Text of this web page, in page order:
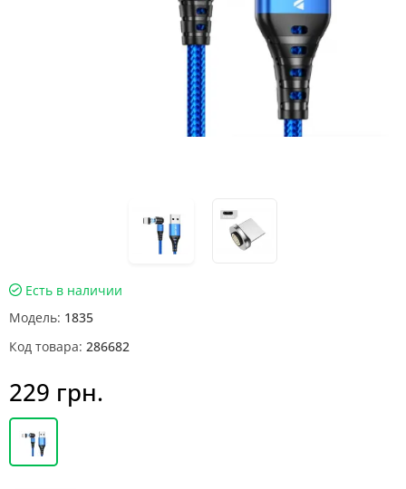
Есть в наличии
Модель: 1835
Код товара: 286682
229 грн.